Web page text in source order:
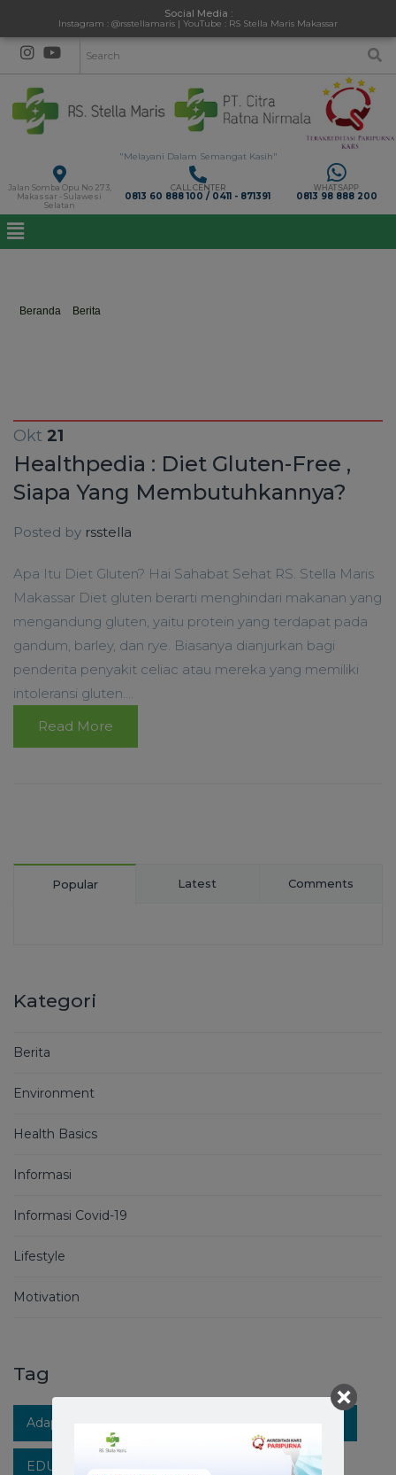
Social Media :
Instagram : @rsstellamaris | YouTube : RS Stella Maris Makassar
"Melayani Dalam Semangat Kasih"
Jalan Somba Opu No 273,
Makassar - Sulawesi
Selatan
CALL CENTER
0813 60 888 100 / 0411 - 871391
WHATSAPP
0813 98 888 200
Beranda Berita
Okt 21
Healthpedia : Diet Gluten-Free ,
Siapa Yang Membutuhkannya?
Posted by rsstella
Apa Itu Diet Gluten? Hai Sahabat Sehat RS. Stella Maris
Makassar Diet gluten berarti menghindari makanan yang
mengandung gluten, yaitu protein yang terdapat pada
gandum, barley, dan rye. Biasanya dianjurkan bagi
penderita penyakit celiac atau mereka yang memiliki
intoleransi gluten....
Read More
Popular Latest Comments
Kategori
Berita
Environment
Health Basics
Informasi
Informasi Covid-19
Lifestyle
Motivation
Tag
Adaptasi Kebiasaan Baru
EDUKASIKESEHATAN